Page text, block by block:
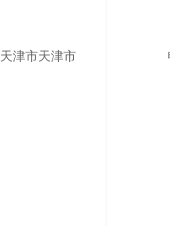
天津市天津市